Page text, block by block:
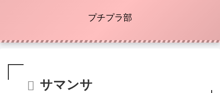
プチプラ部
サマンサ